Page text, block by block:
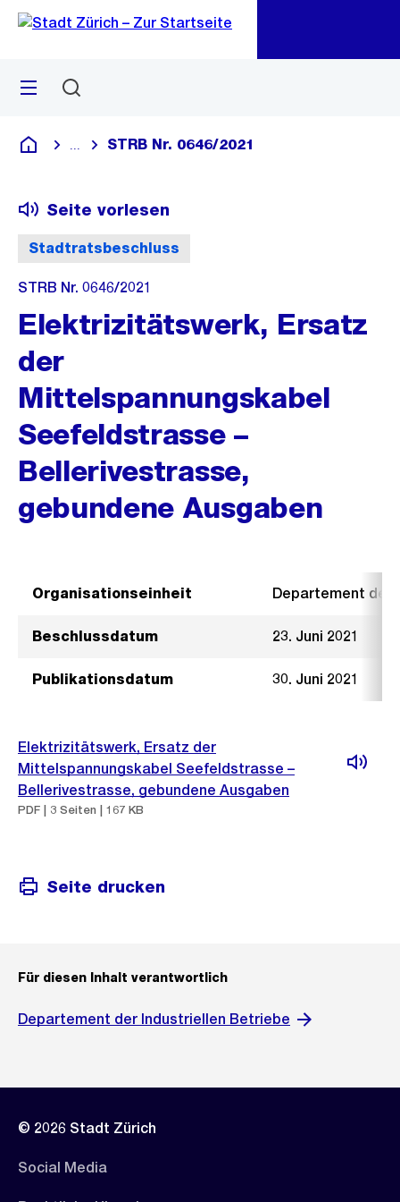
Navigation
Sprunglink
Menü
Deutsch
Blende alle Breadcrumbs ein
STRB Nr. 0646/2021
Stadtratsbeschluss
Seite vorlesen
STRB Nr. 0646/2021
Elektrizitätswerk, Ersatz
der
Mittelspannungskabel
Seefeldstrasse –
Bellerivestrasse,
gebundene Ausgaben
Organisationseinheit Departement der
Beschlussdatum 23. Juni 2021
Publikationsdatum 30. Juni 2021
Elektrizitätswerk, Ersatz der
Mittelspannungskabel Seefeldstrasse –
Bellerivestrasse, gebundene Ausgaben
PDF | 3 Seiten | 167 KB
Seite drucken
Für diesen Inhalt verantwortlich
Departement der Industriellen Betriebe
© 2026 Stadt Zürich
Social Media